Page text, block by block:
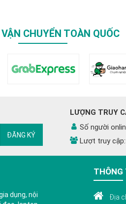
CHUYỂN TOÀN QUỐC
ĐĂNG KÝ
LƯỢNG TRUY
Số người
Lượt truy cập:
dụng, nội
THÔNG
Địa